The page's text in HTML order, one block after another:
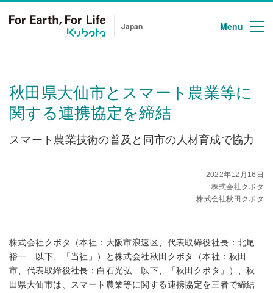
Japan Menu
秋田県大仙市とスマート農業等に
関する連携協定を締結
スマート農業技術の普及と同市の人材育成で協力
2022年12月16日
株式会社クボタ
株式会社秋田クボタ
株式会社クボタ（本社：大阪市浪速区、代表取締役社長：北尾
裕一 以下、「当社」）と株式会社秋田クボタ（本社：秋田
市、代表取締役社長：白石光弘 以下、「秋田クボタ」）、秋
田県大仙市は、スマート農業等に関する連携協定を三者で締結